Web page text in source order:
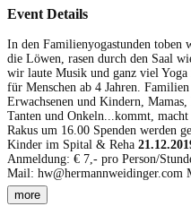
Event Details
In den Familienyogastunden
die Löwen, rasen durch den Saal
wir laute Musik und ganz viel
für Menschen ab 4 Jahren.
Erwachsenen und Kindern, Mamas,
Tanten und Onkeln...kommt,
Rakus um 16.00 Spenden werden
Kinder im Spital & Reha
Anmeldung: € 7,- pro Person/
Mail: hw@hermannweidinger.com
more